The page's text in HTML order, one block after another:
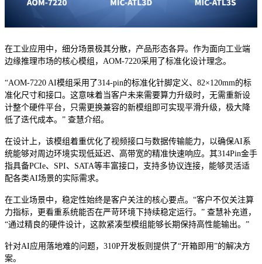
在工业应用中，细分场景极其分散，产品形态各异。作为面向工业端
边缘推理市场的核心模组，AOM-7220采用了标准化设计理念。
“AOM-7220 AI模组采用了314-pin的标准化针脚定义、82×120mm的标
准化尺寸和接口。这意味着当客户未来需要算力升级时，无需重新设
计整个硬件平台，只需更换兼容的新模组即可实现平滑升级，极大降
低了迭代成本。” 查慧介绍。
在设计上，该模组着重优化了视频接口与数据传输能力，以确保AI系
统能够对周边环境实现低延迟、高带宽的精准快速响应。其314Pin金手
指具备PCIe、SPI、SATA等丰富接口，支持多协议连接，能够灵活适
配各类AI场景的实际需求。
在工业场景中，稳定性始终是客户关注的核心要点。“客户不仅关注算
力指标，更看重系统能否在严苛环境下持续稳定运行。” 查慧补充道，
“通过精良的硬件设计，这款紧凑型模组能够长期保持高性能输出。”
针对AI应用落地难的问题，310P开发板则提供了“开箱即用”的解决方
案。